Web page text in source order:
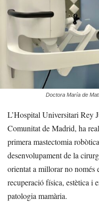
Doctora María de
L’Hospital Universitari Rey
Comunitat de Madrid, ha
primera mastectomia
desenvolupament de la
orientat a millorar no només
recuperació física, estètica i
patologia mamària.